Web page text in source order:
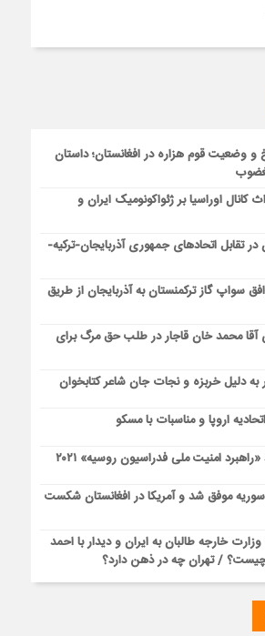
و وضعیت قوم هزاره در افغانستان؛ داستان
کانال اوراسیا بر ژئواکونومیک ایران و
در تقابل اتحادهای جمهوری آذربایجان-ترکیه-
سواپ گاز ترکمنستان به آذربایجان از طریق
آقا محمد خان قاجار در طلب حق مرگ برای
به دلیل خربزه و نجات جان شاعر کتابخوان
اروپا و مناسبات با مسکو
امنیت ملی فدراسیون روسیه» ۲۰۲۱
موفق شد و آمریکا در افغانستان شکست
خارجه طالبان به ایران و دیدار با احمد
چیست؟ / تهران چه در ذهن دارد؟